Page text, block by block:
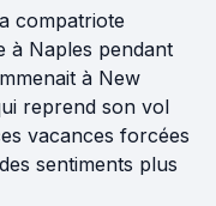
compatriote
à Naples pendant
à New
reprend son vol
vacances forcées
sentiments plus